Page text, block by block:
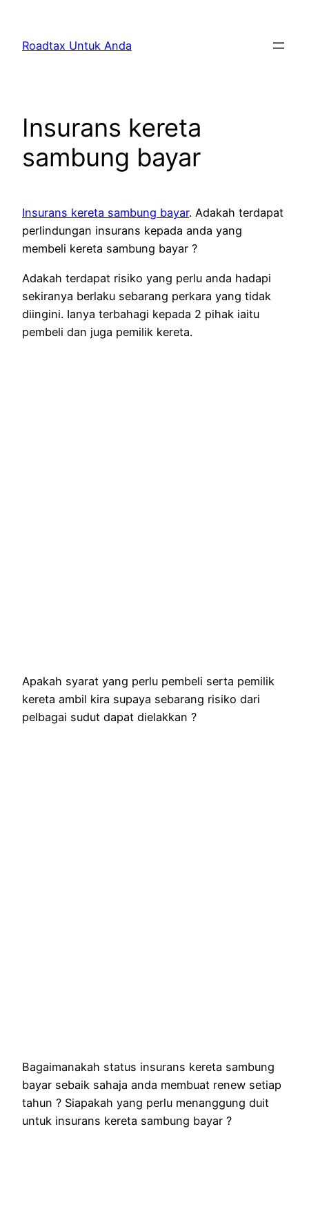
content
Roadtax Untuk Anda
Insurans kereta
sambung bayar
Insurans kereta sambung bayar. Adakah terdapat
perlindungan insurans kepada anda yang
membeli kereta sambung bayar ?
Adakah terdapat risiko yang perlu anda hadapi
sekiranya berlaku sebarang perkara yang tidak
diingini. Ianya terbahagi kepada 2 pihak iaitu
pembeli dan juga pemilik kereta.
Apakah syarat yang perlu pembeli serta pemilik
kereta ambil kira supaya sebarang risiko dari
pelbagai sudut dapat dielakkan ?
Bagaimanakah status insurans kereta sambung
bayar sebaik sahaja anda membuat renew setiap
tahun ? Siapakah yang perlu menanggung duit
untuk insurans kereta sambung bayar ?